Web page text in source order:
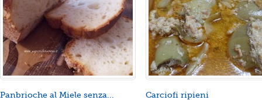
Panbrioche al Miele senza... Carciofi ripieni